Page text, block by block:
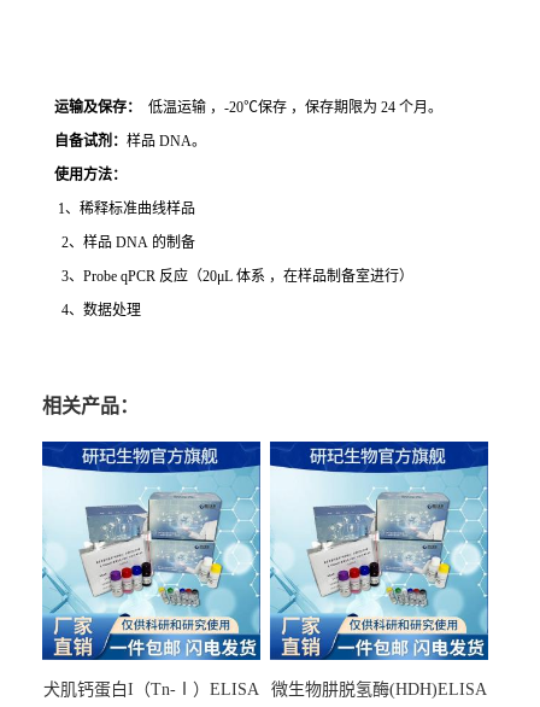
运输及保存：
低温运输 ，-20℃保存 ，保存期限为 24 个月。
自备试剂： 样品 DNA。
使用方法：
1、稀释标准曲线样品
2、样品 DNA 的制备
3、Probe qPCR 反应（20μL 体系 ，在样品制备室进行）
4、数据处理
相关产品：
犬肌钙蛋白I（Tn-Ⅰ）ELISA
微生物肼脱氢酶(HDH)ELISA